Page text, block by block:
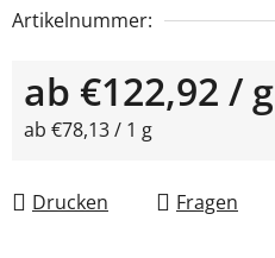
Artikelnummer:
ab €122,92 / g
Verkaufspreis:
ab €78,13 / 1 g
Drucken Fragen